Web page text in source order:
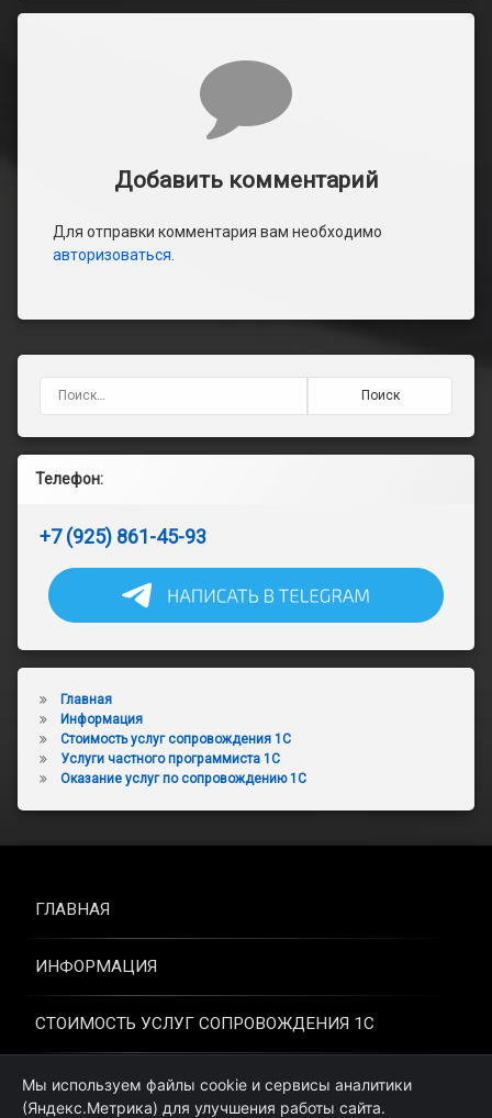
Добавить комментарий
Для отправки комментария вам необходимо
авторизоваться
Найти:
Телефон:
+7 (925) 861-45-93
Главная
Информация
Стоимость услуг сопровождения 1С
Услуги частного программиста 1С
Оказание услуг по сопровождению 1С
ГЛАВНАЯ
ИНФОРМАЦИЯ
СТОИМОСТЬ УСЛУГ СОПРОВОЖДЕНИЯ 1С
УСЛУГИ ЧАСТНОГО ПРОГРАММИСТА 1С
Мы используем файлы cookie и сервисы аналитики
(Яндекс.Метрика) для улучшения работы сайта.